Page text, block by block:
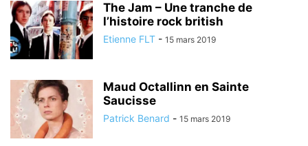
The Jam – Une tranche de
l’histoire rock british
Etienne FLT - 15 mars 2019
Maud Octallinn en Sainte
Saucisse
Patrick Benard - 15 mars 2019